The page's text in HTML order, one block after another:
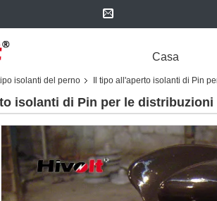
Casa
isolanti del perno Il tipo all'aperto isolanti di Pin
isolanti di Pin per le distribuzioni